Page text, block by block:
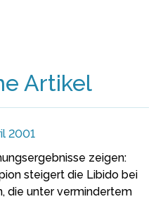
Artikel
2001
zeigen:
steigert die Libido bei
die unter vermindertem